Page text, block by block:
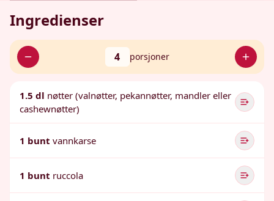
Ingredienser
4 porsjoner
1.5 dl nøtter (valnøtter, pekannøtter, mandler eller
cashewnøtter)
1 bunt vannkarse
1 bunt ruccola